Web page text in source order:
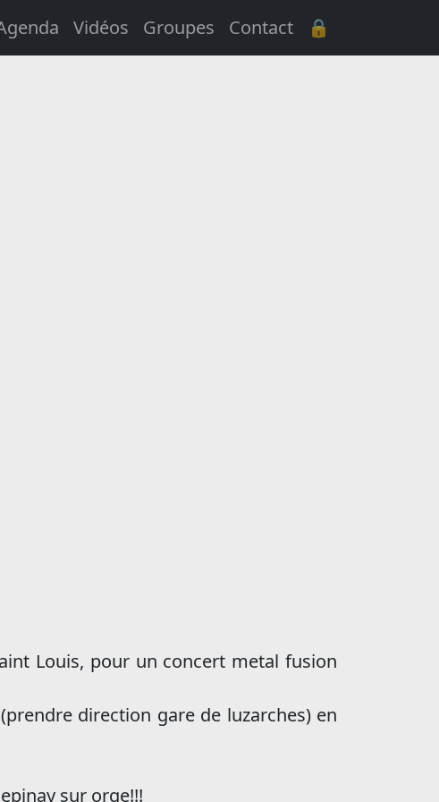
Vidéos Groupes Contact 🔒
Louis, pour un concert metal fusion
direction gare de luzarches) en
sur orge!!!